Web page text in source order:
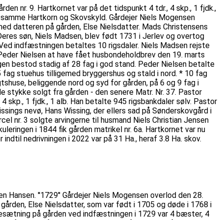
nr. 9. Hartkornet var på det tidspunkt 4 tdr., 4 skp., 1 fjdk.,
Hartkorn og Skovskyld. Gårdejer Niels Mogensen
datteren på gården, Else Nielsdatter. Mads Christensens
søn, Niels Madsen, blev født 1731 i Jerlev og overtog
indfæstningen betaltes 10 rigsdaler. Niels Madsen rejste
Nielsen at have fået husbondeholdbrev den 19. marts
bestod stadig af 28 fag i god stand. Peder Nielsen betalte
stuehus tilligemed bryggershus og stald i nord. * 10 fag
beliggende nord og syd for gården, på 6 og 9 fag i
solgt fra gården - den senere Matr. Nr. 37. Pastor
skp., 1 fjdk., 1 alb. Han betalte 945 rigsbankdaler sølv. Pastor
nevø, Hans Wissing, der ellers sad på Sønderskovgård i
nr. 3 solgte arvingerne til husmand Niels Christian Jensen
i 1844 fik gården matrikel nr. 6a. Hartkornet var nu
nedrivningen i 2022 var på 31 Ha., heraf 3.8 Ha. skov.
Hansen. ''1729'' Gårdejer Niels Mogensen overlod den 28.
Else Nielsdatter, som var født i 1705 og døde i 1768 i
på gården ved indfæstningen i 1729 var 4 bæster, 4